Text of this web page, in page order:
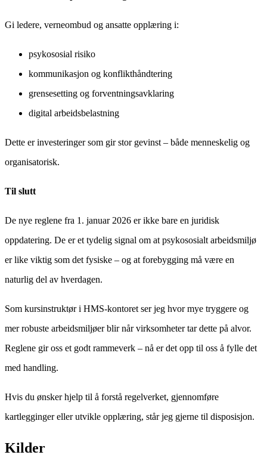
Gi ledere, verneombud og ansatte opplæring i:
psykososial risiko
kommunikasjon og konflikthåndtering
grensesetting og forventningsavklaring
digital arbeidsbelastning
Dette er investeringer som gir stor gevinst – både menneskelig og
organisatorisk.
Til slutt
De nye reglene fra 1. januar 2026 er ikke bare en juridisk
oppdatering. De er et tydelig signal om at psykososialt arbeidsmiljø
er like viktig som det fysiske – og at forebygging må være en
naturlig del av hverdagen.
Som kursinstruktør i HMS-kontoret ser jeg hvor mye tryggere og
mer robuste arbeidsmiljøer blir når virksomheter tar dette på alvor.
Reglene gir oss et godt rammeverk – nå er det opp til oss å fylle det
med handling.
Hvis du ønsker hjelp til å forstå regelverket, gjennomføre
kartlegginger eller utvikle opplæring, står jeg gjerne til disposisjon.
Kilder